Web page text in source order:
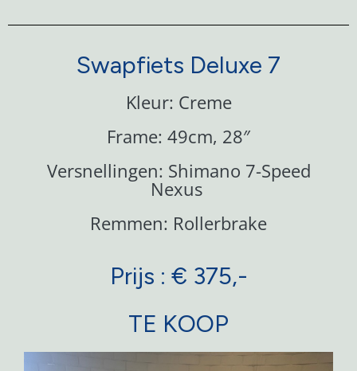
Swapfiets Deluxe 7
Kleur: Creme
Frame: 49cm, 28″
Versnellingen: Shimano 7-Speed
Nexus
Remmen: Rollerbrake
Prijs : € 375,-
TE KOOP